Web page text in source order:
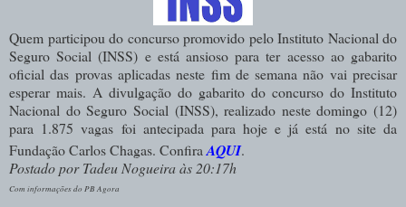
Quem participou do concurso promovido pelo Instituto Nacional do
Seguro Social (INSS) e está ansioso para ter acesso ao gabarito
oficial das provas aplicadas neste fim de semana não vai precisar
esperar mais. A divulgação do gabarito do concurso do Instituto
Nacional do Seguro Social (INSS), realizado neste domingo (12)
para 1.875 vagas foi antecipada para hoje e já está no site da
Fundação Carlos Chagas. Confira AQUI.
Postado por Tadeu Nogueira às 20:17h
Com informações do PB Agora